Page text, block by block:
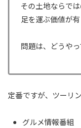
その土地ならで
足を運ぶ価値が有
問題は、どうや
定番ですが、ツーリ
グルメ情報番組